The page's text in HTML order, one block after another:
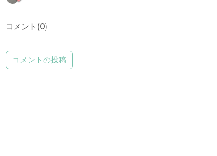
コメント(0)
コメントの投稿